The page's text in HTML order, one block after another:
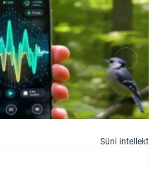
Süni intellekt